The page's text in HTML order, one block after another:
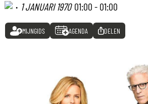
· 1 JANUARI 1970 01:00 - 01:00
MIJNGIDS AGENDA DELEN